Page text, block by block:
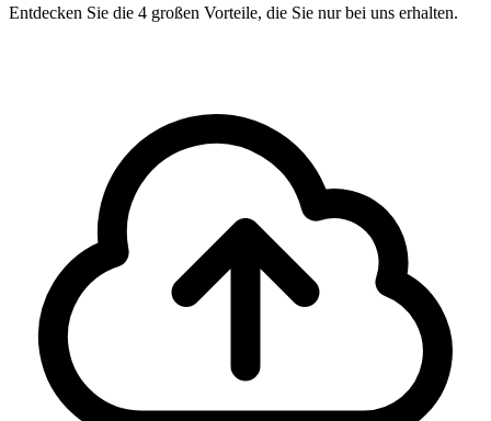
Entdecken Sie die 4 großen Vorteile, die Sie nur bei uns erhalten.